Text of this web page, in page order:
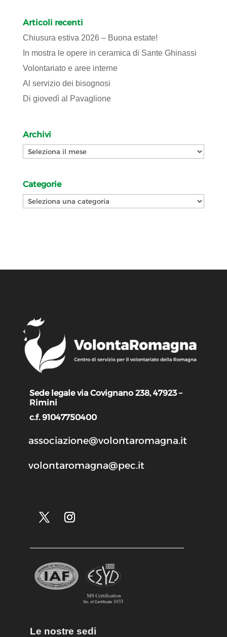
Articoli recenti
Chiusura estiva 2026 – Buona estate!
In mostra le opere in ceramica di Sante Ghinassi
Volontariato e aree interne
Al servizio dei bisognosi
Di giovedì al Pavaglione
Archivi
Archivi
Categorie
Categorie
Sede legale via Covignano 238, 47923 –
Rimini
c.f. 91047750400
associazione@volontaromagna.it
volontaromagna@pec.it
Le nostre sedi